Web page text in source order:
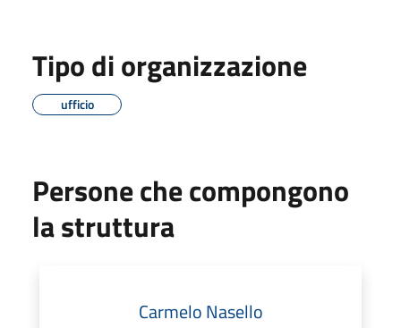
Tipo di organizzazione
ufficio
Persone che compongono
la struttura
Carmelo Nasello